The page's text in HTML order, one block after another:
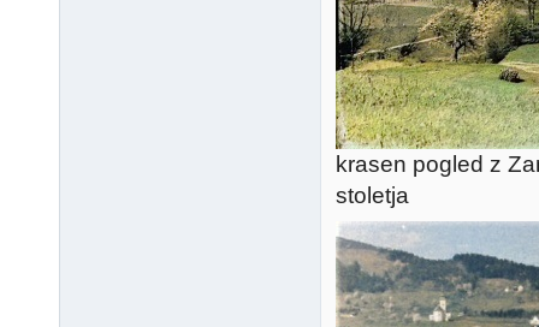
krasen pogled z
stoletja